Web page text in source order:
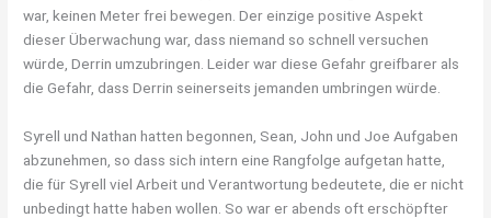
war, keinen Meter frei bewegen. Der einzige positive Aspekt
dieser Überwachung war, dass niemand so schnell versuchen
würde, Derrin umzubringen. Leider war diese Gefahr greifbarer als
die Gefahr, dass Derrin seinerseits jemanden umbringen würde.
Syrell und Nathan hatten begonnen, Sean, John und Joe Aufgaben
abzunehmen, so dass sich intern eine Rangfolge aufgetan hatte,
die für Syrell viel Arbeit und Verantwortung bedeutete, die er nicht
unbedingt hatte haben wollen. So war er abends oft erschöpfter